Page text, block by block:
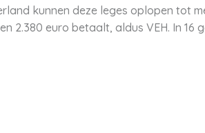
kunnen deze leges oplopen tot
2.380 euro betaalt, aldus VEH. In